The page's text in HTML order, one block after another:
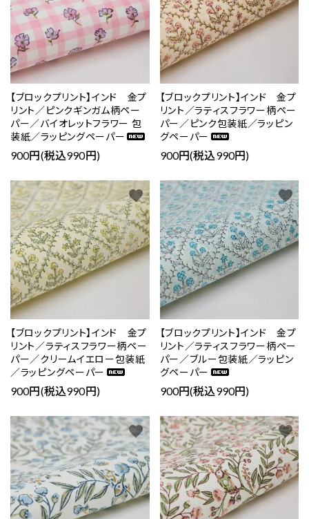
【ブロックプリント】インド 金プ
リント／ピンクギンガム柄ペー
パー／バイオレットフラワー 包
装紙／ラッピングペーパー
900円(税込990円)
【ブロックプリント】インド 金プ
リント／ラティスフラワー柄ペー
パー／ピンク包装紙／ラッピン
グペーパー
900円(税込990円)
【ブロックプリント】インド 金プ
リント／ラティスフラワー柄ペー
パー／クリームイエロー包装紙
／ラッピングペーパー
900円(税込990円)
favorite
【ブロックプリント】インド 金プ
リント／ラティスフラワー柄ペー
パー／ブルー包装紙／ラッピン
グペーパー
900円(税込990円)
favorite
favorite favorite